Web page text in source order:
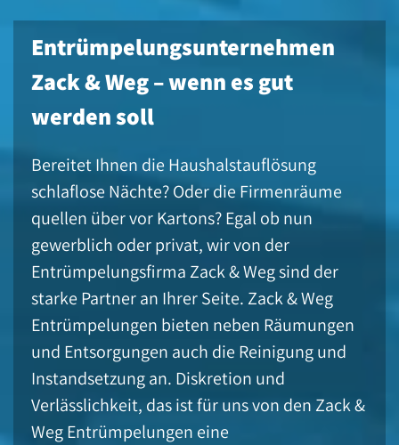
Entrümpelungsunternehmen
Zack & Weg – wenn es gut
werden soll
Bereitet Ihnen die Haushalstauflösung
schlaflose Nächte? Oder die Firmenräume
quellen über vor Kartons? Egal ob nun
gewerblich oder privat, wir von der
Entrümpelungsfirma Zack & Weg sind der
starke Partner an Ihrer Seite. Zack & Weg
Entrümpelungen bieten neben Räumungen
und Entsorgungen auch die Reinigung und
Instandsetzung an. Diskretion und
Verlässlichkeit, das ist für uns von den Zack &
Weg Entrümpelungen eine